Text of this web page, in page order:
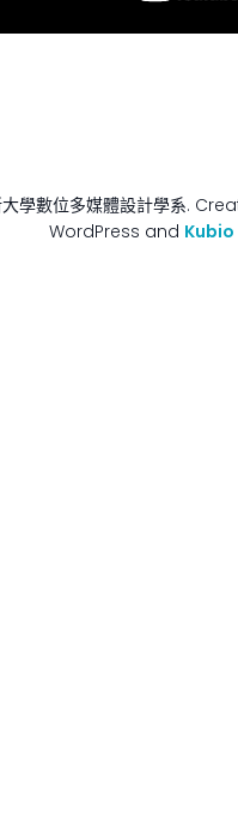
學數位多媒體設計學系.
WordPress and Kubio